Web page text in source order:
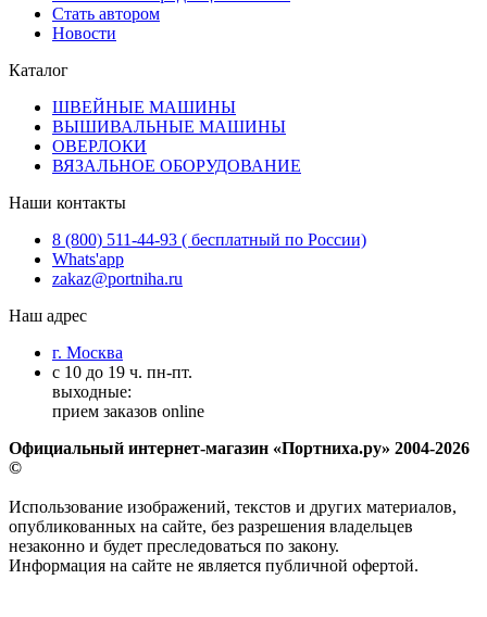
Стать автором
Новости
Каталог
ШВЕЙНЫЕ МАШИНЫ
ВЫШИВАЛЬНЫЕ МАШИНЫ
ОВЕРЛОКИ
ВЯЗАЛЬНОЕ ОБОРУДОВАНИЕ
Наши контакты
8 (800) 511-44-93 ( бесплатный по России)
Whats'app
zakaz@portniha.ru
Наш адрес
г. Москва
с 10 до 19 ч. пн-пт.
выходные:
прием заказов online
Официальный интернет-магазин «Портниха.ру» 2004-2026
©
Использование изображений, текстов и других материалов,
опубликованных на сайте, без разрешения владельцев
незаконно и будет преследоваться по закону.
Информация на сайте не является публичной офертой.